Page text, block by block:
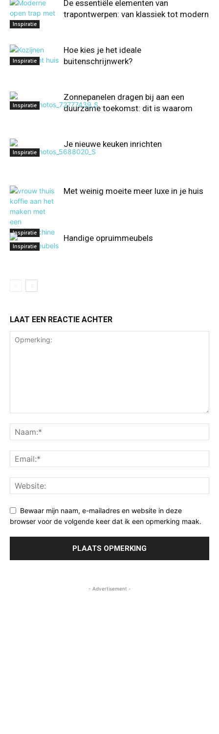
Inspiratie
De essentiële elementen van
trapontwerpen: van klassiek tot modern
Inspiratie
Hoe kies je het ideale
buitenschrijnwerk?
Inspiratie
Zonnepanelen dragen bij aan een
duurzame toekomst: dit is waarom
Inspiratie
Je nieuwe keuken inrichten
Inspiratie
Met weinig moeite meer luxe in je huis
Inspiratie
Handige opruimmeubels
LAAT EEN REACTIE ACHTER
Bewaar mijn naam, e-mailadres en website in deze
browser voor de volgende keer dat ik een opmerking maak.
- Advertisement -